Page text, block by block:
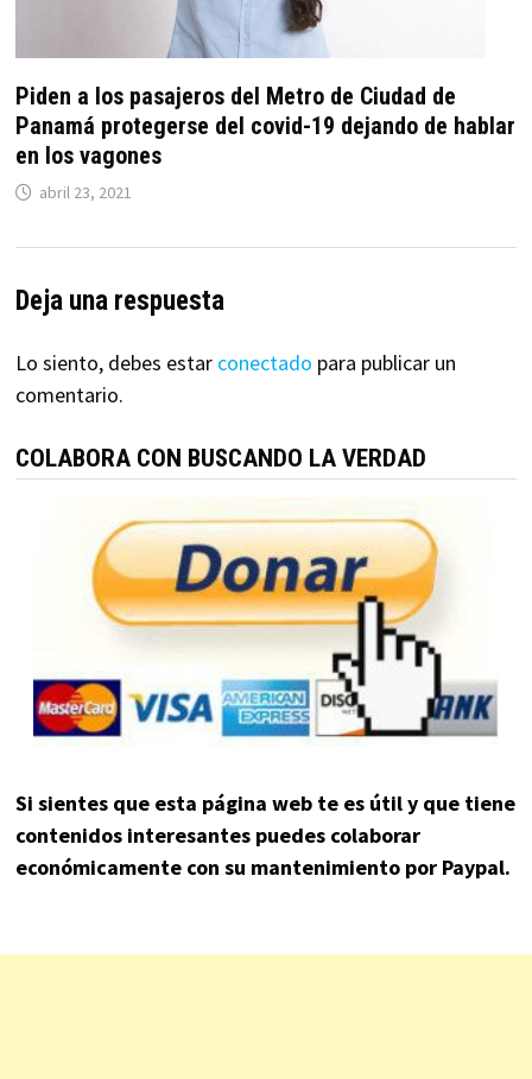
Piden a los pasajeros del Metro de Ciudad de
Panamá protegerse del covid-19 dejando de hablar
en los vagones
abril 23, 2021
Deja una respuesta
Lo siento, debes estar conectado para publicar un
comentario.
COLABORA CON BUSCANDO LA VERDAD
Si sientes que esta página web te es útil y que tiene
contenidos interesantes puedes colaborar
económicamente con su mantenimiento por Paypal.